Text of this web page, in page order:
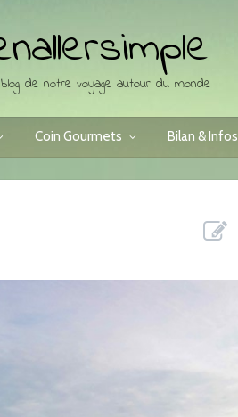
de notre voyage autour du monde
Coin Gourmets Bilan & Infos